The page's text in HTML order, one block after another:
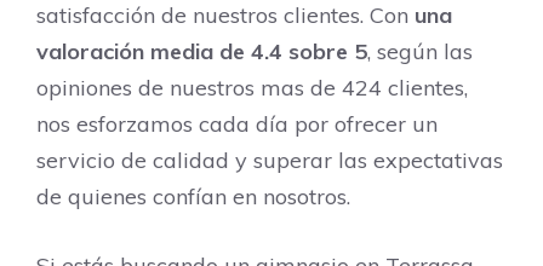
satisfacción de nuestros clientes. Con una
valoración media de 4.4 sobre 5, según las
opiniones de nuestros mas de 424 clientes,
nos esforzamos cada día por ofrecer un
servicio de calidad y superar las expectativas
de quienes confían en nosotros.